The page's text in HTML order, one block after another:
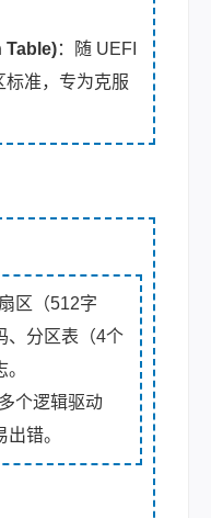
Table)：随 UEFI
标准，专为克服
区（512字
、分区表（4个
个逻辑驱动
错。